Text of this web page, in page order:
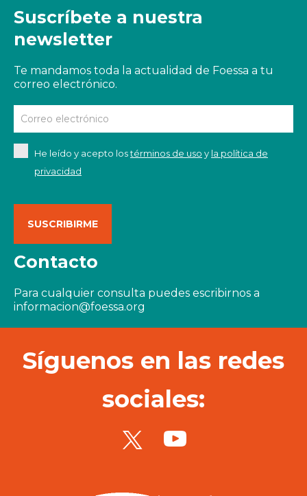
Suscríbete a nuestra
newsletter
Te mandamos toda la actualidad de Foessa a tu
correo electrónico.
He leído y acepto lostérminos de uso y la política de
privacidad
Contacto
Para cualquier consulta puedes escribirnos a
informacion@foessa.org
Síguenos en las redes
sociales: